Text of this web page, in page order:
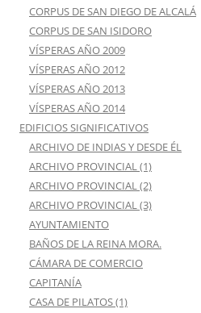
CORPUS DE SAN DIEGO DE ALCALÁ
CORPUS DE SAN ISIDORO
VÍSPERAS AÑO 2009
VÍSPERAS AÑO 2012
VÍSPERAS AÑO 2013
VÍSPERAS AÑO 2014
EDIFICIOS SIGNIFICATIVOS
ARCHIVO DE INDIAS Y DESDE ÉL
ARCHIVO PROVINCIAL (1)
ARCHIVO PROVINCIAL (2)
ARCHIVO PROVINCIAL (3)
AYUNTAMIENTO
BAÑOS DE LA REINA MORA.
CÁMARA DE COMERCIO
CAPITANÍA
CASA DE PILATOS (1)